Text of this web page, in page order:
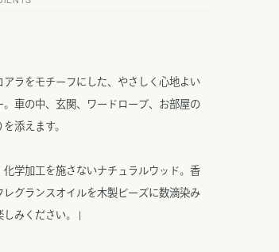
ラをモチーフにした、やさしく心地よい
車の中、玄関、ワードローブ、お部屋の
添えます。
学加工を施さないナチュラルウッド。香
グランスオイルを木製ビーズに数滴染み
みください。 |